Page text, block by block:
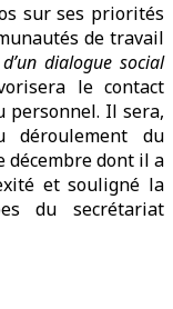
sur ses priorités
de travail
dialogue social
le contact
personnel. Il sera,
du
décembre dont il a
et souligné la
du secrétariat